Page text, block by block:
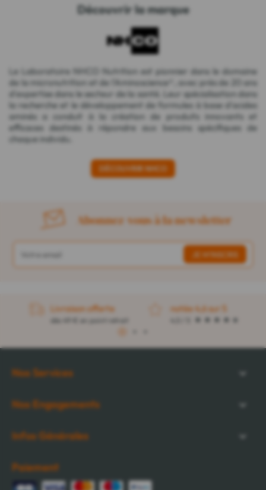
Découvrir la marque
Le Laboratoire NHCO Nutrition est pionnier dans le domaine
de la micronutrition et de l'Aminoscience®, avec près de 20 ans
d'expertise dans le secteur de la santé. Leur spécialisation dans
la recherche et le développement de formules à base d'acides
aminés a conduit à la création de produits innovants et
efficaces destinés à répondre aux besoins spécifiques de
chaque individu.
DÉCOUVRIR NHCO
Abonnez-vous à la newsletter
Livraison offerte
dès 49 € en point retrait
notée 4,6 sur 5
Nos Services
Nos Engagements
Infos Générales
Paiement